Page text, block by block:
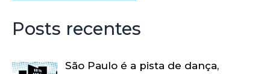
Posts recentes
São Paulo é a pista de dança,